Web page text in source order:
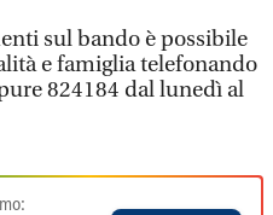
sul bando è possibile
e famiglia telefonando
824184 dal lunedì al